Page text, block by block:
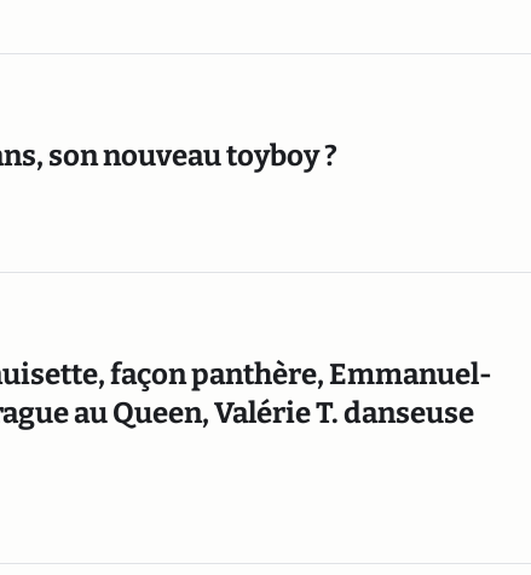
son nouveau toyboy ?
façon panthère, Emmanuel-
au Queen, Valérie T. danseuse